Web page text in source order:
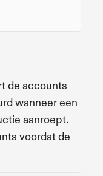
de accounts
wanneer een
aanroept.
voordat de